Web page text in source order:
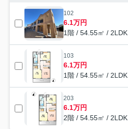
102
6.1万円
1階 / 54.55㎡ / 2LDK
103
6.1万円
1階 / 54.55㎡ / 2LDK
203
6.1万円
2階 / 54.55㎡ / 2LDK